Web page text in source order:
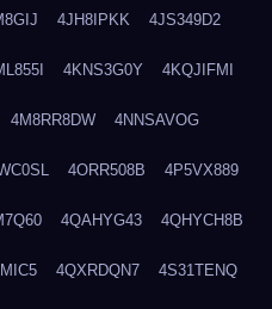
4JH8IPKK 4JS349D2
4KNS3G0Y 4KQJIFMI
4M8RR8DW 4NNSAVOG
4ORR508B 4P5VX889
4QAHYG43 4QHYCH8B
4QXRDQN7 4S31TENQ